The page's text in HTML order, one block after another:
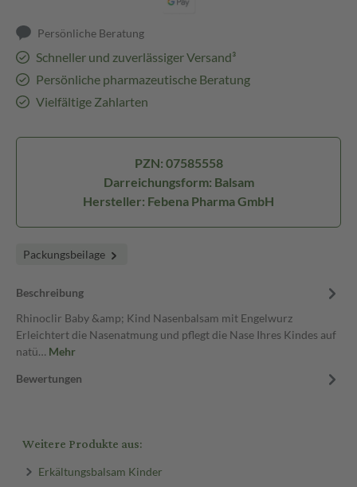
Persönliche Beratung
Schneller und zuverlässiger Versand³
Persönliche pharmazeutische Beratung
Vielfältige Zahlarten
PZN: 07585558
Darreichungsform: Balsam
Hersteller: Febena Pharma GmbH
Packungsbeilage
Beschreibung
Rhinoclir Baby &amp; Kind Nasenbalsam mit Engelwurz
Erleichtert die Nasenatmung und pflegt die Nase Ihres Kindes auf
natü… Mehr
Bewertungen
Weitere Produkte aus:
Erkältungsbalsam Kinder